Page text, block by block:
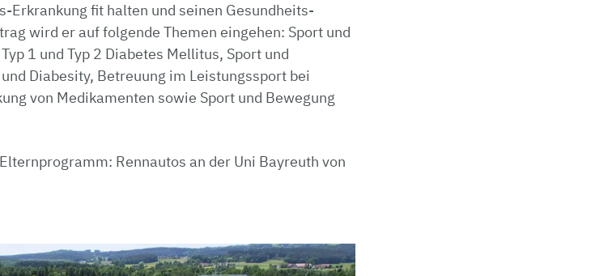
Erkrankung fit halten und seinen Gesundheits­
wird er auf folgende Themen eingehen: Sport und
1 und Typ 2 Diabetes Mellitus, Sport und
Diabesity, Betreuung im Leistungssport bei
von Me­dikamenten sowie Sport und Bewegung
Rennautos an der Uni Bayreuth von